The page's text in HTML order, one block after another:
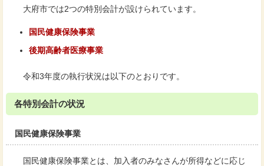
大府市では2つの特別会計が設けられています。
国民健康保険事業
後期高齢者医療事業
令和3年度の執行状況は以下のとおりです。
各特別会計の状況
国民健康保険事業
国民健康保険事業とは、加入者のみなさんが所得などに応じ